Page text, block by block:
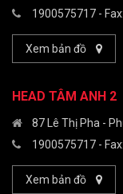
1900575717 - Fax:
Xem bản đồ
HEAD TÂM ANH 2
87 Lê Thị Pha -
1900575717 - Fax:
Xem bản đồ